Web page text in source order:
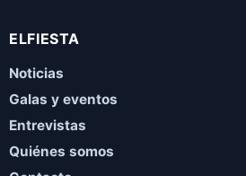
ELFIESTA
Noticias
Galas y eventos
Entrevistas
Quiénes somos